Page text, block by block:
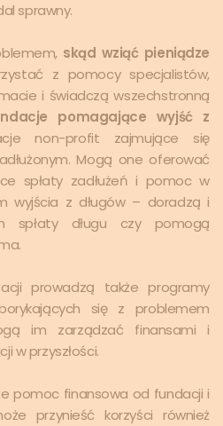
sprawny.
skąd wziąć pieniądze
z pomocy specjalistów,
i świadczą wszechstronną
pomagające wyjść z
non-profit zajmujące się
Mogą one oferować
spłaty zadłużeń i pomoc w
wyjścia z długów – doradzą i
spłaty długu czy pomogą
prowadzą także programy
się z problemem
im zarządzać finansami i
w przyszłości.
pomoc finansowa od fundacji i
przynieść korzyści również